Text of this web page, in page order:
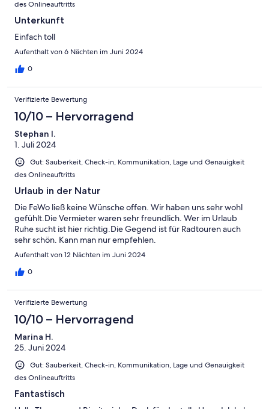
des Onlineauftritts
Unterkunft
Einfach toll
Aufenthalt von 6 Nächten im Juni 2024
0
Verifizierte Bewertung
10/10 – Hervorragend
Stephan I.
1. Juli 2024
Gut: Sauberkeit, Check-in, Kommunikation, Lage und Genauigkeit
des Onlineauftritts
Urlaub in der Natur
Die FeWo ließ keine Wünsche offen. Wir haben uns sehr wohl
gefühlt.Die Vermieter waren sehr freundlich. Wer im Urlaub
Ruhe sucht ist hier richtig.Die Gegend ist für Radtouren auch
sehr schön. Kann man nur empfehlen.
Aufenthalt von 12 Nächten im Juni 2024
0
Verifizierte Bewertung
10/10 – Hervorragend
Marina H.
25. Juni 2024
Gut: Sauberkeit, Check-in, Kommunikation, Lage und Genauigkeit
des Onlineauftritts
Fantastisch